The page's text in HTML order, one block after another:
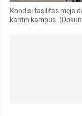
Kondisi fasilitas meja
kantin kampus.